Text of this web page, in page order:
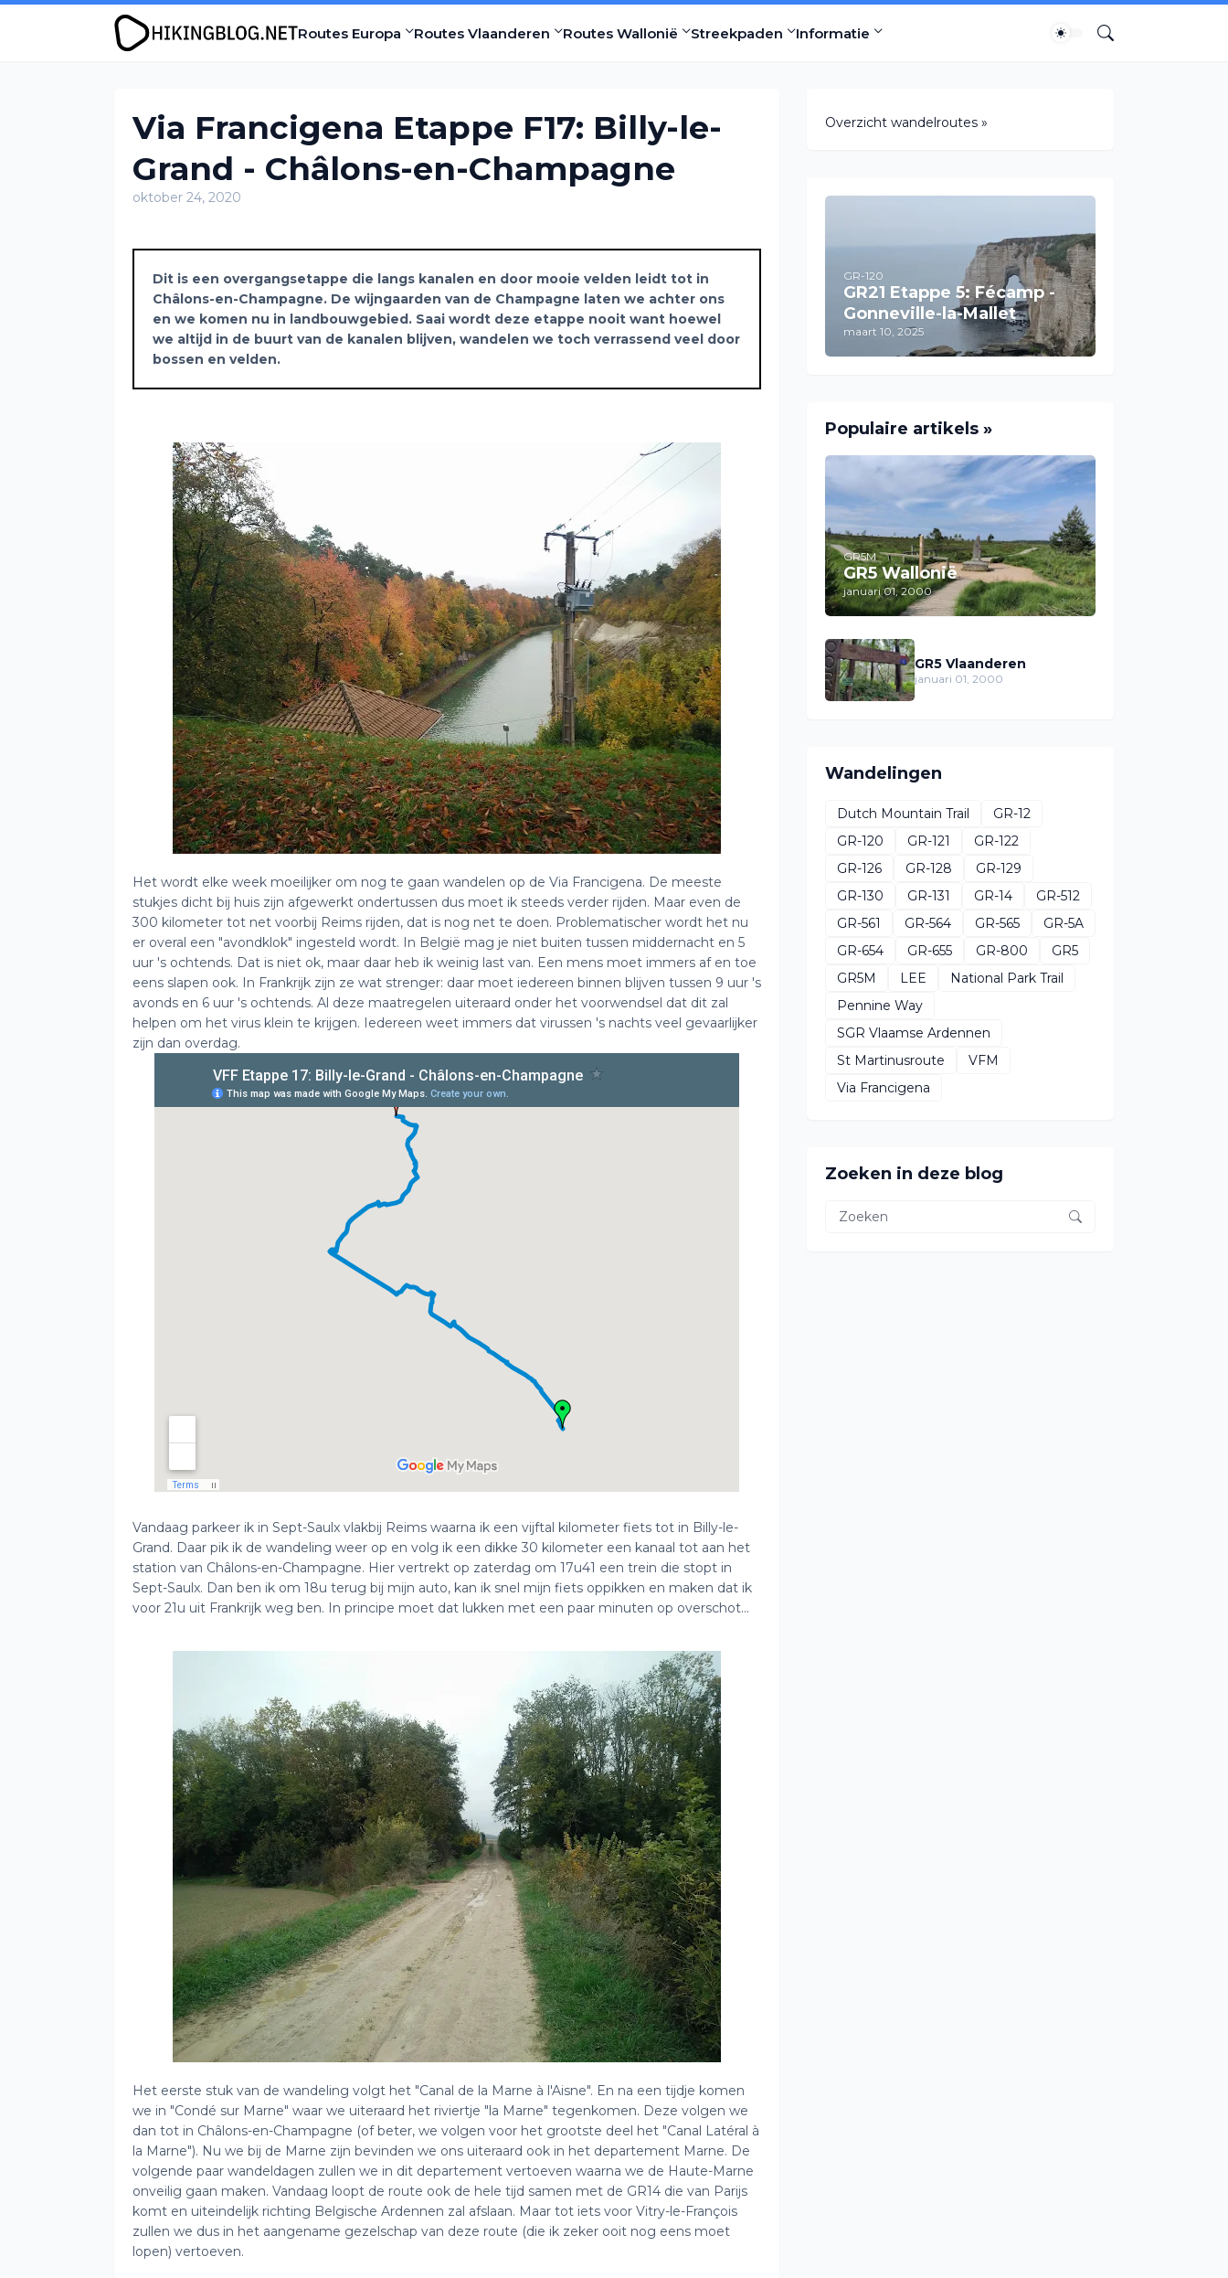
Routes Europa Routes Vlaanderen Routes Wallonië Streekpaden Informatie
Via Francigena Etappe F17: Billy-le-
Grand - Châlons-en-Champagne
oktober 24, 2020
Dit is een overgangsetappe die langs kanalen en door mooie velden leidt tot in
Châlons-en-Champagne. De wijngaarden van de Champagne laten we achter ons
en we komen nu in landbouwgebied. Saai wordt deze etappe nooit want hoewel
we altijd in de buurt van de kanalen blijven, wandelen we toch verrassend veel door
bossen en velden.
Het wordt elke week moeilijker om nog te gaan wandelen op de Via Francigena. De meeste
stukjes dicht bij huis zijn afgewerkt ondertussen dus moet ik steeds verder rijden. Maar even de
300 kilometer tot net voorbij Reims rijden, dat is nog net te doen. Problematischer wordt het nu
er overal een "avondklok" ingesteld wordt. In België mag je niet buiten tussen middernacht en 5
uur 's ochtends. Dat is niet ok, maar daar heb ik weinig last van. Een mens moet immers af en toe
eens slapen ook. In Frankrijk zijn ze wat strenger: daar moet iedereen binnen blijven tussen 9 uur 's
avonds en 6 uur 's ochtends. Al deze maatregelen uiteraard onder het voorwendsel dat dit zal
helpen om het virus klein te krijgen. Iedereen weet immers dat virussen 's nachts veel gevaarlijker
zijn dan overdag.
Vandaag parkeer ik in Sept-Saulx vlakbij Reims waarna ik een vijftal kilometer fiets tot in Billy-le-
Grand. Daar pik ik de wandeling weer op en volg ik een dikke 30 kilometer een kanaal tot aan het
station van Châlons-en-Champagne. Hier vertrekt op zaterdag om 17u41 een trein die stopt in
Sept-Saulx. Dan ben ik om 18u terug bij mijn auto, kan ik snel mijn fiets oppikken en maken dat ik
voor 21u uit Frankrijk weg ben. In principe moet dat lukken met een paar minuten op overschot...
Het eerste stuk van de wandeling volgt het "Canal de la Marne à l'Aisne". En na een tijdje komen
we in "Condé sur Marne" waar we uiteraard het riviertje "la Marne" tegenkomen. Deze volgen we
dan tot in Châlons-en-Champagne (of beter, we volgen voor het grootste deel het "Canal Latéral à
la Marne"). Nu we bij de Marne zijn bevinden we ons uiteraard ook in het departement Marne. De
volgende paar wandeldagen zullen we in dit departement vertoeven waarna we de Haute-Marne
onveilig gaan maken. Vandaag loopt de route ook de hele tijd samen met de GR14 die van Parijs
komt en uiteindelijk richting Belgische Ardennen zal afslaan. Maar tot iets voor Vitry-le-François
zullen we dus in het aangename gezelschap van deze route (die ik zeker ooit nog eens moet
lopen) vertoeven.
Overzicht wandelroutes »
GR-120
GR21 Etappe 5: Fécamp -
Gonneville-la-Mallet
maart 10, 2025
Populaire artikels »
GR5M
GR5 Wallonië
januari 01, 2000
GR5 Vlaanderen
januari 01, 2000
Wandelingen
Dutch Mountain Trail
GR-12
GR-120
GR-121
GR-122
GR-126
GR-128
GR-129
GR-130
GR-131 GR-14
GR-512
GR-561
GR-564 GR-565
GR-5A
GR-654
GR-655 GR-800
GR5
GR5M
LEE
National Park Trail
Pennine Way
SGR Vlaamse Ardennen
St Martinusroute
VFM
Via Francigena
Zoeken in deze blog